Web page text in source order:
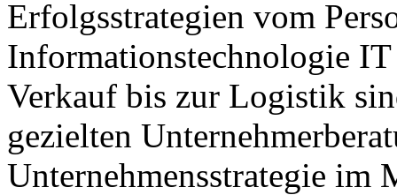
Erfolgsstrategien vom
Informationstechnologie
Verkauf bis zur Logistik
gezielten
Unternehmensstrategie im